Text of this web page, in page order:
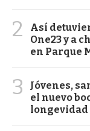
2
Así
One23 y a
en Parque
3
Jóvenes,
el nuevo
longevidad